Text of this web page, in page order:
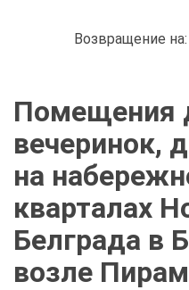
Возвращение на:
Помещения
вечеринок,
на
кварталах
Белграда в
возле